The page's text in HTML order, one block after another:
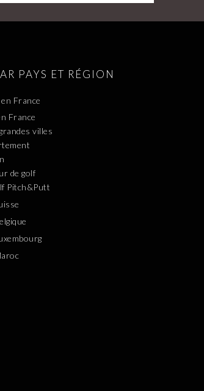
PAYS ET RÉGION
France
France
villes
de golf
Pitch&Putt